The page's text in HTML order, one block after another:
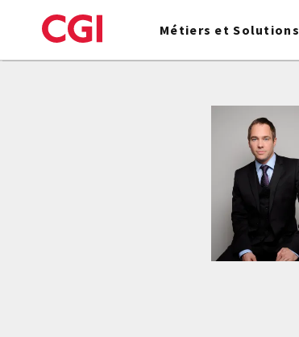
to
Métiers et Solutions